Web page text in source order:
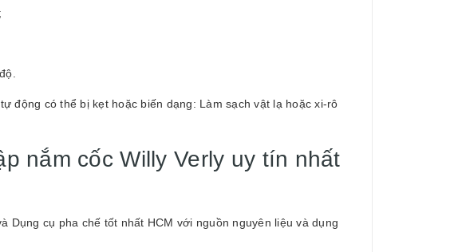
động có thể bị kẹt hoặc biến dạng: Làm sạch vật lạ hoặc xi-rô
nắm cốc Willy Verly uy tín nhất
Dụng cụ pha chế tốt nhất HCM với nguồn nguyên liệu và dụng